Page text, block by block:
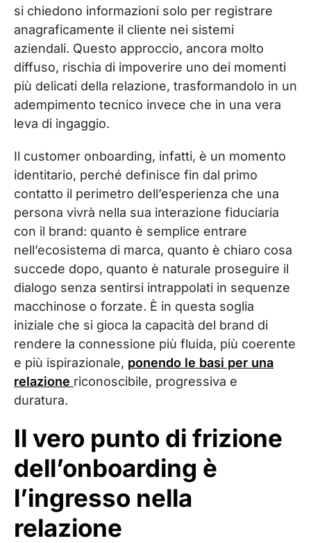
si chiedono informazioni solo per registrare
anagraficamente il cliente nei sistemi
aziendali. Questo approccio, ancora molto
diffuso, rischia di impoverire uno dei momenti
più delicati della relazione, trasformandolo in un
adempimento tecnico invece che in una vera
leva di ingaggio.
Il customer onboarding, infatti, è un momento
identitario, perché definisce fin dal primo
contatto il perimetro dell’esperienza che una
persona vivrà nella sua interazione fiduciaria
con il brand: quanto è semplice entrare
nell’ecosistema di marca, quanto è chiaro cosa
succede dopo, quanto è naturale proseguire il
dialogo senza sentirsi intrappolati in sequenze
macchinose o forzate. È in questa soglia
iniziale che si gioca la capacità del brand di
rendere la connessione più fluida, più coerente
e più ispirazionale, ponendo le basi per una
relazione riconoscibile, progressiva e
duratura.
Il vero punto di frizione
dell’onboarding è
l’ingresso nella
relazione